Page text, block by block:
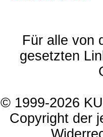
Für alle von
gesetzten
© 1999-2026
Copyright der